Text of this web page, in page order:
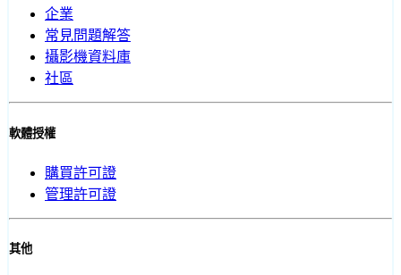
企業
常見問題解答
攝影機資料庫
社區
軟體授權
購買許可證
管理許可證
其他